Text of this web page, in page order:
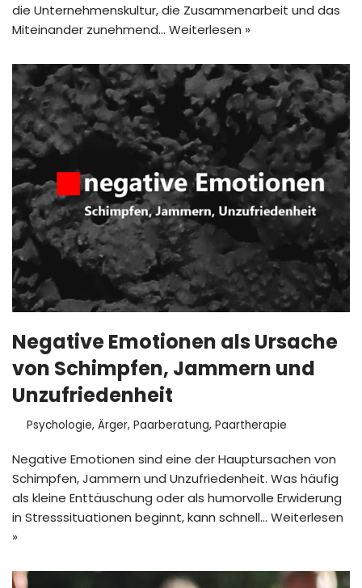
die Unternehmenskultur, die Zusammenarbeit und das
Miteinander zunehmend… Weiterlesen »
Negative Emotionen als Ursache
von Schimpfen, Jammern und
Unzufriedenheit
Psychologie, Ärger, Paarberatung, Paartherapie
Negative Emotionen sind eine der Hauptursachen von
Schimpfen, Jammern und Unzufriedenheit. Was häufig
als kleine Enttäuschung oder als humorvolle Erwiderung
in Stresssituationen beginnt, kann schnell… Weiterlesen
»